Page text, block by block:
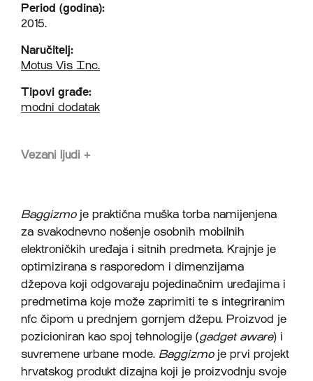
Period (godina):
2015.
Naručitelj:
Motus Vis Inc.
Tipovi građe:
modni dodatak
Vezani ljudi +
Baggizmoje praktična muška torba namijenjena
za svakodnevno nošenje osobnih mobilnih
elektroničkih uređaja i sitnih predmeta. Krajnje je
optimizirana s rasporedom i dimenzijama
džepova koji odgovaraju pojedinačnim uređajima i
predmetima koje može zaprimiti te s integriranim
nfc čipom u prednjem gornjem džepu. Proizvod je
pozicioniran kao spoj tehnologije (gadget aware) i
suvremene urbane mode. Baggizmoje prvi projekt
hrvatskog produkt dizajna koji je proizvodnju svoje